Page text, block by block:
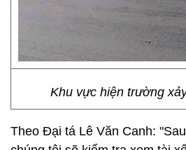
Khu vực hiện trường
Theo Đại tá Lê Văn Canh: